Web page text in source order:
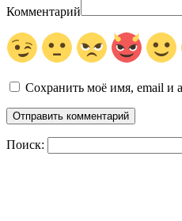
Комментарий
Сохранить моё имя, email и
Поиск: